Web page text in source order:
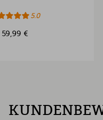
5.0
59,99 €